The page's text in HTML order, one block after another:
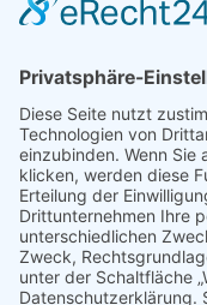
© 2022 - 2026 Dr.